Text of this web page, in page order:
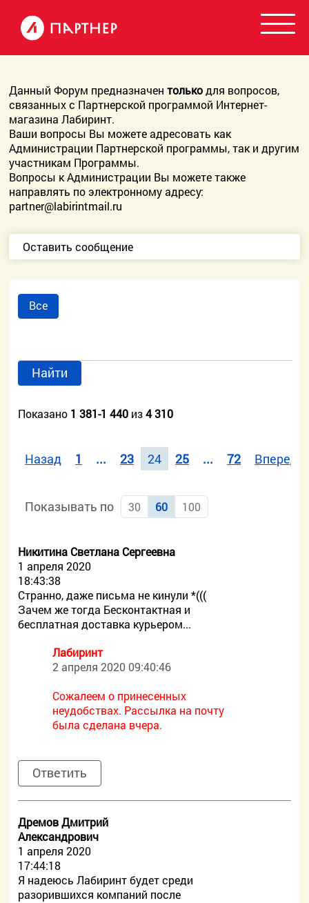
Данный Форум предназначентолькодля вопросов,
связанных с Партнерской программой Интернет-
магазина Лабиринт.
Ваши вопросы Вы можете адресовать как
Администрации Партнерской программы, так и другим
участникам Программы.
Вопросы к Администрации Вы можете также
направлять по электронному адресу:
partner@labirintmail.ru
Оставить сообщение
Все
Найти
Показано 1 381-1 440 из4 310
Назад 1 ... 23 24 25 ... 72 Вперед
Показывать по 30 60 100
Никитина Светлана Сергеевна
1 апреля 2020
18:43:38
Странно, даже письма не кинули *(((
Зачем же тогда Бесконтактная и
бесплатная доставка курьером...
Лабиринт
2 апреля 2020 09:40:46
Сожалеем о принесенных
неудобствах. Рассылка на почту
была сделана вчера.
Ответить
Дремов Дмитрий
Александрович
1 апреля 2020
17:44:18
Я надеюсь Лабиринт будет среди
разорившихся компаний после